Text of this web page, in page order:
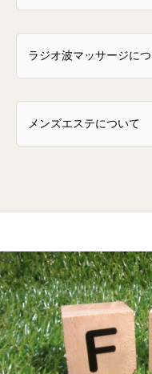
ラジオ波マッサージに
メンズエステについて